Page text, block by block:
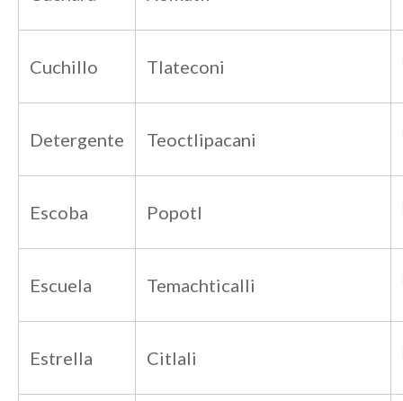
Cuchillo Tlateconi
Detergente Teoctlipacani
Escoba Popotl
Escuela Temachticalli
Estrella Citlali